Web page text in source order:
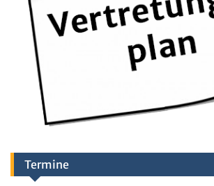
Termine